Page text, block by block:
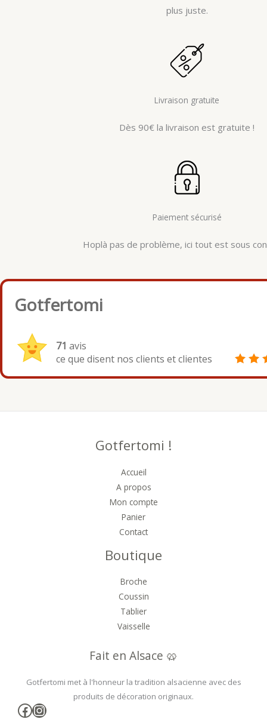
plus juste.
Livraison gratuite
Dès 90€ la livraison est gratuite !
Paiement sécurisé
Hoplà pas de problème, ici tout est sous
Gotfertomi
71 avis
ce que disent nos clients et clientes
Gotfertomi !
Accueil
A propos
Mon compte
Panier
Contact
Boutique
Broche
Coussin
Tablier
Vaisselle
Fait en Alsace 🥨
Gotfertomi met à l'honneur la tradition alsacienne avec des
produits de décoration originaux.
Facebook
Instagram